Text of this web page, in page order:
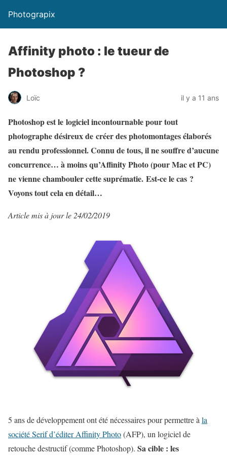
Photograpix
Affinity photo : le tueur de
Photoshop ?
Loïc il y a 11 ans
Photoshop est le logiciel incontournable pour tout
photographe désireux de créer des photomontages élaborés
au rendu professionnel. Connu de tous, il ne souffre d’aucune
concurrence… à moins qu’Affinity Photo (pour Mac et PC)
ne vienne chambouler cette suprématie. Est-ce le cas ?
Voyons tout cela en détail…
Article mis à jour le 24/02/2019
5 ans de développement ont été nécessaires pour permettre à la
société Serif d’éditer Affinity Photo(AFP), un logiciel de
retouche destructif (comme Photoshop). Sa cible : les